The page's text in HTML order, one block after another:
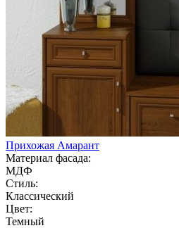
Прихожая Амарант
Материал фасада:
МДФ
Стиль:
Классический
Цвет:
Темный